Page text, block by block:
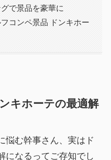
で景品を豪華に
コンペ景品 ドンキホー
キホーテの最適解
悩む幹事さん、実はド
になるってご存知でし